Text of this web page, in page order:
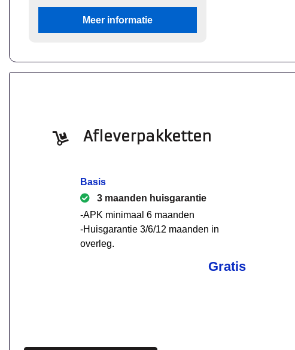
Meer informatie
Afleverpakketten
Basis
3 maanden huisgarantie
-APK minimaal 6 maanden
-Huisgarantie 3/6/12 maanden in
overleg.
Gratis